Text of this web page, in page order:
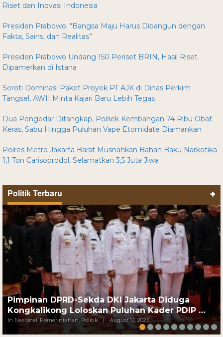
Riset dan Inovasi Indonesia
Presiden Prabowo: “Bangsa Maju Harus Dibangun dengan
Fakta, Sains, dan Realitas”
Presiden Prabowo Undang 150 Periset BRIN, Hasil Riset
Dipamerkan di Istana
Soroti Dominasi Paket Proyek PT AJK di Dinas Perkim
Tangsel, AWII Minta Kajari Baru Lebih Tegas
Dua Pengedar Ditangkap, Polsek Kembangan 74 Ribu Obat
Keras, Sabu Hingga Puluhan Vape Etomidate Diamankan
Polres Metro Jakarta Barat Musnahkan Bahan Baku Narkotika
1,1 Ton Carisoprodol, Selamatkan 3,5 Juta Jiwa
Politik Terbaru +
Pimpinan DPRD-Sekda DKI Jakarta Diduga
Kongkalikong Loloskan Puluhan Kader PDIP …
In Nasional, Pemerintahan, Politik | August 12, 2025